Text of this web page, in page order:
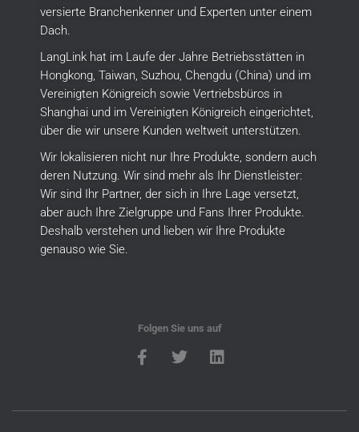
versierte Branchenkenner und Experten unter einem
Dach.
LangLink hat im Laufe der Jahre Betriebsstätten in
Hongkong, Taiwan, Suzhou, Chengdu (China) und im
Vereinigten Königreich sowie Vertriebsbüros in
Shanghai und im Vereinigten Königreich eingerichtet,
über die wir unsere Kunden weltweit unterstützen.
Wir lokalisieren nicht nur Ihre Produkte, sondern auch
deren Nutzung. Wir sind mehr als Ihr Dienstleister:
Wir sind Ihr Partner, der sich in Ihre Lage versetzt,
aber auch Ihre Zielgruppe und Fans Ihrer Produkte.
Deshalb verstehen und lieben wir Ihre Produkte
genauso wie Sie.
Folgen Sie uns auf